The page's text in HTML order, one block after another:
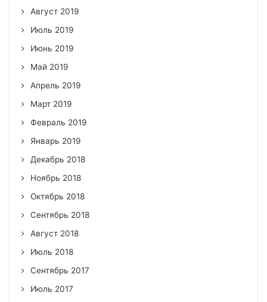
Август 2019
Июль 2019
Июнь 2019
Май 2019
Апрель 2019
Март 2019
Февраль 2019
Январь 2019
Декабрь 2018
Ноябрь 2018
Октябрь 2018
Сентябрь 2018
Август 2018
Июль 2018
Сентябрь 2017
Июль 2017